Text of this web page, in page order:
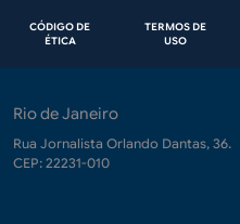
Rodapé
CÓDIGO DE
ÉTICA
TERMOS DE
USO
Rio de Janeiro
Rua Jornalista Orlando Dantas, 36.
CEP: 22231-010